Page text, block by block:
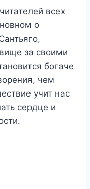
всех
о
за своими
богаче
чем
учит нас
сердце и